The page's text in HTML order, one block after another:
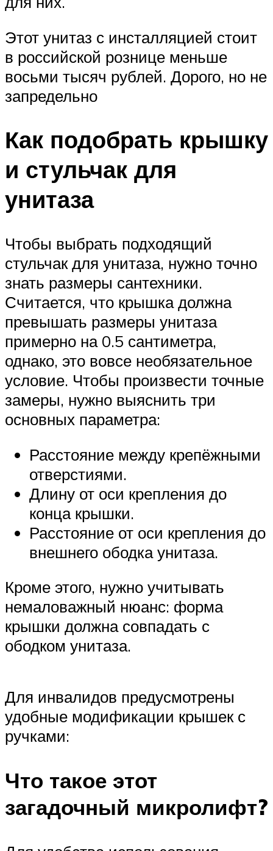
Этот унитаз с инсталляцией стоит
в российской рознице меньше
восьми тысяч рублей. Дорого, но не
запредельно
Как подобрать крышку
и стульчак для
унитаза
Чтобы выбрать подходящий
стульчак для унитаза, нужно точно
знать размеры сантехники.
Считается, что крышка должна
превышать размеры унитаза
примерно на 0.5 сантиметра,
однако, это вовсе необязательное
условие. Чтобы произвести точные
замеры, нужно выяснить три
основных параметра:
Расстояние между крепёжными
отверстиями.
Длину от оси крепления до
конца крышки.
Расстояние от оси крепления до
внешнего ободка унитаза.
Кроме этого, нужно учитывать
немаловажный нюанс: форма
крышки должна совпадать с
ободком унитаза.
Для инвалидов предусмотрены
удобные модификации крышек с
ручками:
Что такое этот
загадочный микролифт?